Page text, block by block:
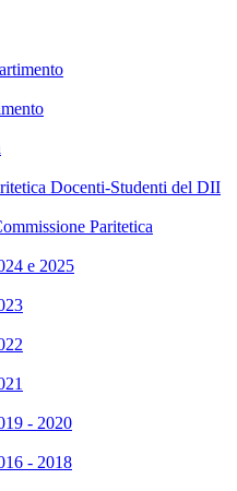
Docenti-Studenti del DII
Paritetica
e 2025
- 2020
- 2018